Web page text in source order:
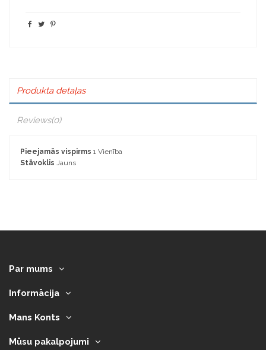
Produkta detaļas
Reviews(0)
Pieejamās vispirms 1 Vienība
Stāvoklis Jauns
Par mums
Informācija
Mans Konts
Mūsu pakalpojumi